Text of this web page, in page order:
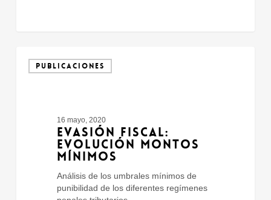
Fiscal:
Evolución
PUBLICACIONES
16 mayo, 2020
EVASIÓN FISCAL:
EVOLUCIÓN MONTOS
MÍNIMOS
Análisis de los umbrales mínimos de
punibilidad de los diferentes regímenes